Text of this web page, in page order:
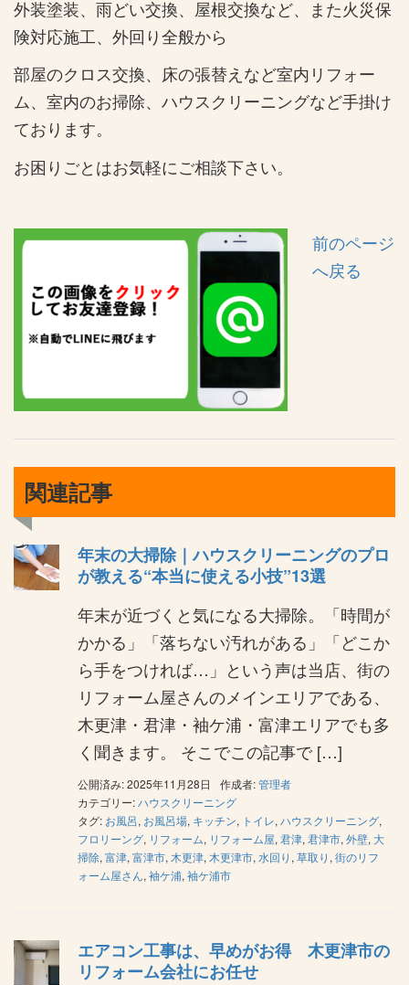
外装塗装、雨どい交換、屋根交換など、また火災保
険対応施工、外回り全般から
部屋のクロス交換、床の張替えなど室内リフォー
ム、室内のお掃除、ハウスクリーニングなど手掛け
ております。
お困りごとはお気軽にご相談下さい。
前のページ
へ戻る
関連記事
年末の大掃除｜ハウスクリーニングのプロ
が教える“本当に使える小技”13選
年末が近づくと気になる大掃除。「時間が
かかる」「落ちない汚れがある」「どこか
ら手をつければ…」という声は当店、街の
リフォーム屋さんのメインエリアである、
木更津・君津・袖ケ浦・富津エリアでも多
く聞きます。 そこでこの記事で […]
公開済み: 2025年11月28日 作成者:管理者
カテゴリー:ハウスクリーニング
タグ: お風呂, お風呂場, キッチン, トイレ, ハウスクリーニング,
フロリーング, リフォーム, リフォーム屋, 君津, 君津市, 外壁, 大
掃除, 富津, 富津市, 木更津, 木更津市, 水回り , 草取り , 街のリフ
ォーム屋さん, 袖ケ浦, 袖ケ浦市
エアコン工事は、早めがお得 木更津市の
リフォーム会社にお任せ